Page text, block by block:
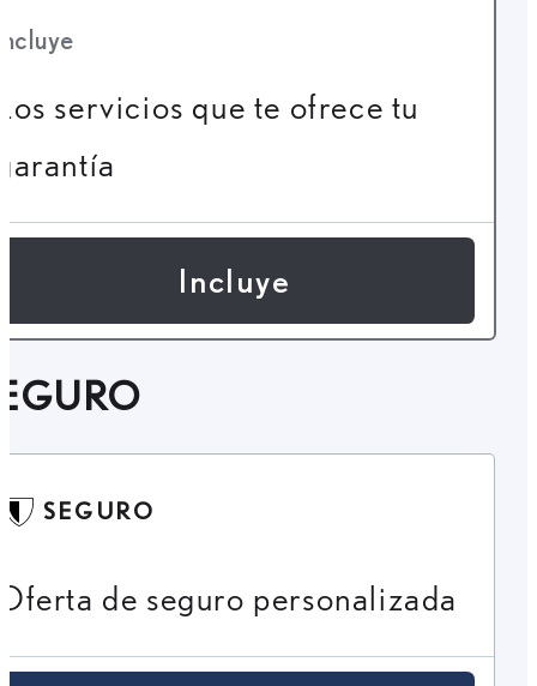
servicios que te ofrece tu
Incluye
SEGURO
de seguro personalizada